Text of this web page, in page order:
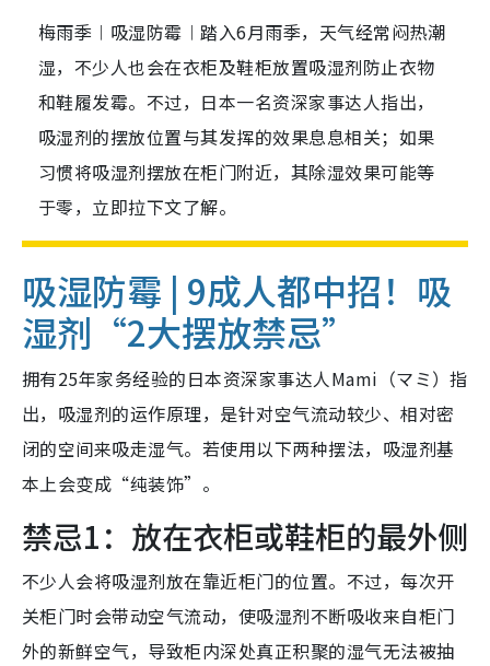
梅雨季︱吸湿防霉︱踏入6月雨季，天气经常闷热潮
湿，不少人也会在衣柜及鞋柜放置吸湿剂防止衣物
和鞋履发霉。不过，日本一名资深家事达人指出，
吸湿剂的摆放位置与其发挥的效果息息相关；如果
习惯将吸湿剂摆放在柜门附近，其除湿效果可能等
于零，立即拉下文了解。
吸湿防霉 | 9成人都中招！吸
湿剂“2大摆放禁忌”
拥有25年家务经验的日本资深家事达人Mami（マミ）指
出，吸湿剂的运作原理，是针对空气流动较少、相对密
闭的空间来吸走湿气。若使用以下两种摆法，吸湿剂基
本上会变成“纯装饰”。
禁忌1：放在衣柜或鞋柜的最外侧
不少人会将吸湿剂放在靠近柜门的位置。不过，每次开
关柜门时会带动空气流动，使吸湿剂不断吸收来自柜门
外的新鲜空气，导致柜内深处真正积聚的湿气无法被抽